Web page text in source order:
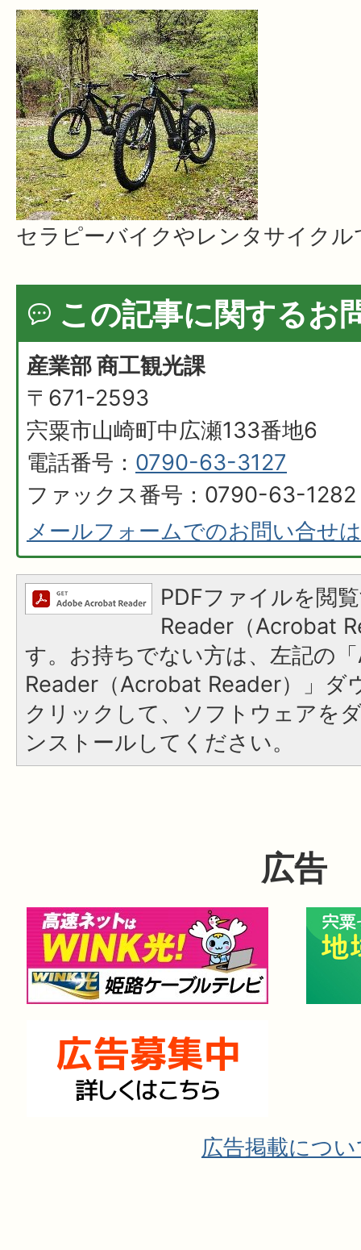
セラピーバイクやレンタサイク
この記事に関するお
産業部 商工観光課
〒671-2593
宍粟市山崎町中広瀬133番地6
電話番号： 0790-63-3127
ファックス番号：0790-63-1282
メールフォームでのお問い合せ
PDFファイルを閲
Reader（Acrobat
す。お持ちでない方は、左記の
Reader（Acrobat Reader）」ダ
クリックして、ソフトウェアを
ンストールしてください。
広告
広告掲載につ